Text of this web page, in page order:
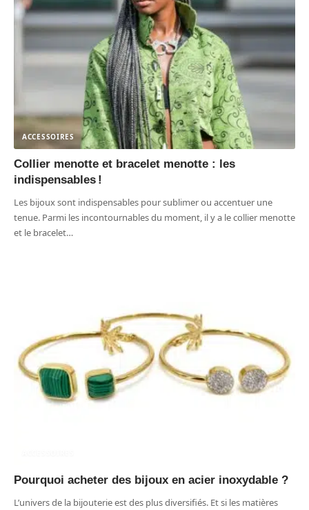
ACCESSOIRES
Collier menotte et bracelet menotte : les
indispensables !
Les bijoux sont indispensables pour sublimer ou accentuer une
tenue. Parmi les incontournables du moment, il y a le collier menotte
et le bracelet…
Pourquoi acheter des bijoux en acier inoxydable ?
L’univers de la bijouterie est des plus diversifiés. Et si les matières